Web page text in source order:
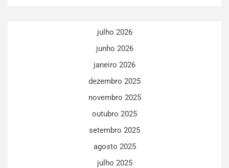
julho 2026
junho 2026
janeiro 2026
dezembro 2025
novembro 2025
outubro 2025
setembro 2025
agosto 2025
julho 2025